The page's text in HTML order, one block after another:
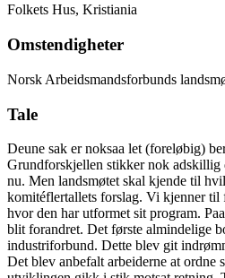
Folkets Hus, Kristiania
Omstendigheter
Norsk Arbeidsmandsforbunds
Tale
Deune sak er noksaa let (foreløbig)
Grundforskjellen stikker nok adskillig
nu. Men landsmøtet skal kjende til
komitéflertallets forslag. Vi kjenner til
hvor den har utformet sit program.
blit forandret. Det første almindelige
industriforbund. Dette blev git
Det blev anbefalt arbeiderne at ordne